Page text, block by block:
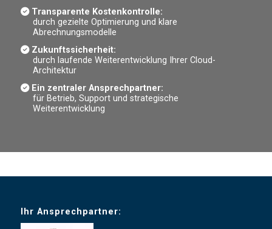
Transparente Kostenkontrolle:
durch gezielte Optimierung und klare
Abrechnungsmodelle
Zukunftssicherheit:
durch laufende Weiterentwicklung Ihrer Cloud-
Architektur
Ein zentraler Ansprechpartner:
für Betrieb, Support und strategische
Weiterentwicklung
Ihr Ansprechpartner: